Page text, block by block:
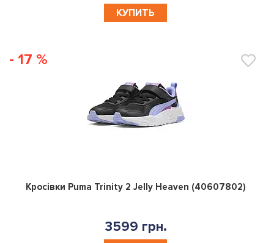
КУПИТЬ
- 17 %
0
Кросівки Puma Trinity 2 Jelly Heaven (40607802)
3599 грн.